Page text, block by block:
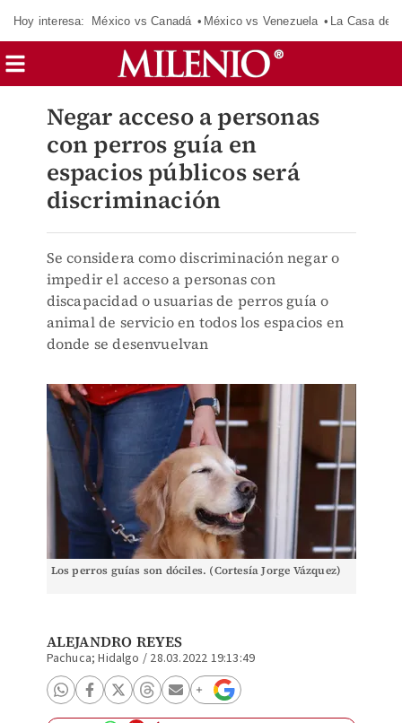
Hoy interesa: México vs Canadá México vs Venezuela La Casa de
Negar acceso a personas
con perros guía en
espacios públicos será
discriminación
Se considera como discriminación negar o
impedir el acceso a personas con
discapacidad o usuarias de perros guía o
animal de servicio en todos los espacios en
donde se desenvuelvan
Los perros guías son dóciles. (Cortesía Jorge Vázquez)
ALEJANDRO REYES
Pachuca; Hidalgo / 28.03.2022 19:13:49